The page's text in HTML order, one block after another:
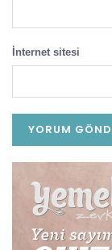
İnternet sitesi